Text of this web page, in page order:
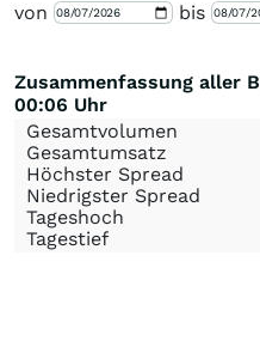
von
bis
Zusammenfassung aller
00:06 Uhr
Gesamtvolumen
Gesamtumsatz
Höchster Spread
Niedrigster Spread
Tageshoch
Tagestief